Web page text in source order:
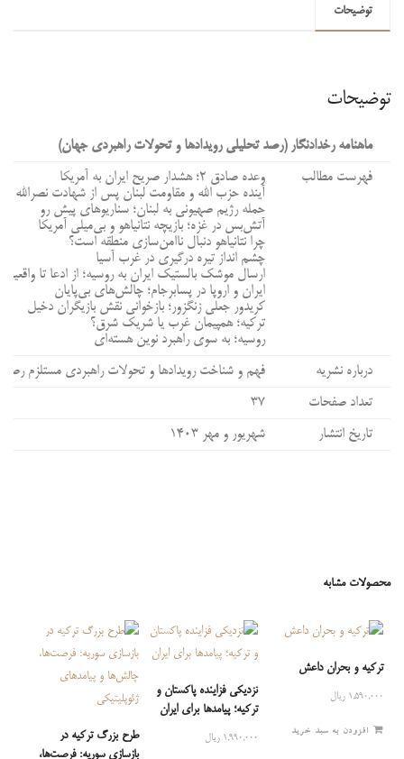
۱۴۰۳توضیحات
توضیحات
ماهنامه رخدادنگار (رصد تحلیلی رویدادها و تحولات راهبردی جهان)
فهرست مطالب
وعده صادق ۲؛ هشدار صریح ایران به آمریکا
آینده حزب الله و مقاومت لبنان پس از شهادت نصرالله
حمله رژیم صهیونی به لبنان؛ سناریوهای پیش رو
آتش‌بس در غزه؛ بازیچه نتانیاهو و بی‌میلی آمریکا
چرا نتانیاهو دنبال ناامن‌سازی منطقه است؟
چشم انداز تیره درگیری در غرب آسیا
ارسال موشک بالستیک ایران به روسیه؛ از ادعا تا واقعیت
ایران و اروپا در پسابرجام؛ چالش‌های بی‌پایان
کریدور جعلی زنگزور؛ بازخوانی نقش بازیگران دخیل
ترکیه؛ همپیمان غرب یا شریک شرق؟
روسیه؛ به سوی راهبرد نوین هسته‌ای
درباره نشریه
فهم و شناخت رویدادها و تحولات راهبردی مستلزم رصد
تعداد صفحات
۳۷
تاریخ انتشار
شهریور و مهر ۱۴۰۳
محصولات مشابه
ترکیه و بحران داعش
۱,۵۹۰,۰۰۰ ریال
افزودن به سبد خرید
نزدیکی فزاینده پاکستان و
ترکیه؛ پیامدها برای ایران
۱,۹۹۰,۰۰۰ ریال
طرح بزرگ ترکیه در
بازسازی سوریه: فرصت‌ها،